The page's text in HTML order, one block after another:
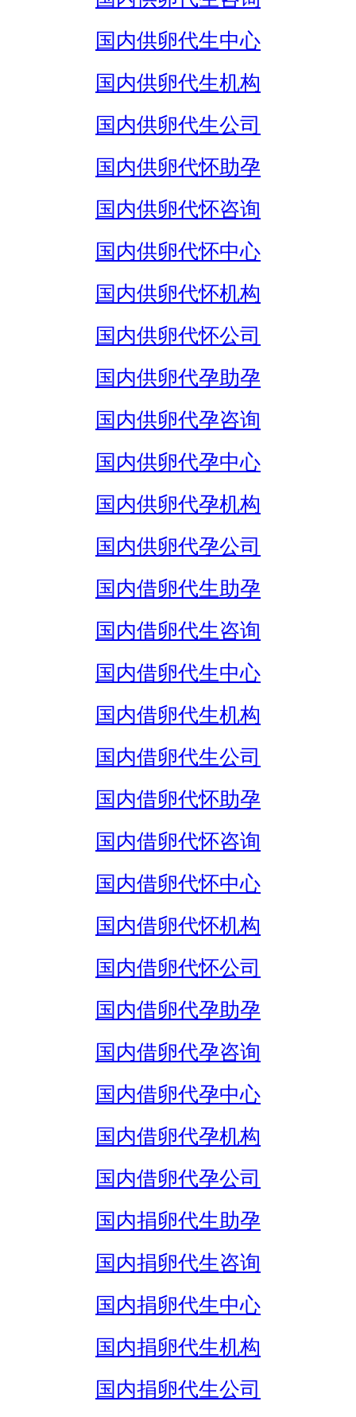
国内供卵代生中心
国内供卵代生机构
国内供卵代生公司
国内供卵代怀助孕
国内供卵代怀咨询
国内供卵代怀中心
国内供卵代怀机构
国内供卵代怀公司
国内供卵代孕助孕
国内供卵代孕咨询
国内供卵代孕中心
国内供卵代孕机构
国内供卵代孕公司
国内借卵代生助孕
国内借卵代生咨询
国内借卵代生中心
国内借卵代生机构
国内借卵代生公司
国内借卵代怀助孕
国内借卵代怀咨询
国内借卵代怀中心
国内借卵代怀机构
国内借卵代怀公司
国内借卵代孕助孕
国内借卵代孕咨询
国内借卵代孕中心
国内借卵代孕机构
国内借卵代孕公司
国内捐卵代生助孕
国内捐卵代生咨询
国内捐卵代生中心
国内捐卵代生机构
国内捐卵代生公司